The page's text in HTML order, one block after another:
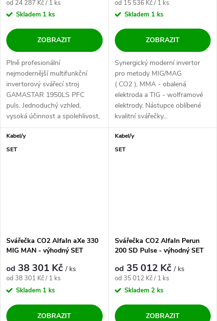
Měrná cena:
od 24 287 Kč / 1 ks
Skladem 1 ks
ZOBRAZIT
Plně profesionální
nejmodernější multifunkční
invertorový svářecí stroj
GAMASTAR 1950LS PFC
puls. Jednoduchý vzhled,
vysoká účinnost a spolehlivost,
to vše na kolečkách....
Měrná cena:
od 15 536 Kč / 1 ks
Skladem 1 ks
ZOBRAZIT
Synergický moderní invertor
pro metody MIG/MAG
( CO2 ), MMA - obalená
elektroda a TIG - wolframové
elektrody. Nástupce oblíbené
kvalitní svářečky...
Kabel/y
SET
Svářečka CO2 AlfaIn aXe 330
MIG MAN - výhodný SET
od 38 301 Kč/ ks
Měrná cena:
od 38 301 Kč / 1 ks
Skladem 1 ks
ZOBRAZIT
Kabel/y
SET
Svářečka CO2 AlfaIn Perun
200 SD Pulse - výhodný SET
od 35 012 Kč/ ks
Měrná cena:
od 35 012 Kč / 1 ks
Skladem 2 ks
ZOBRAZIT